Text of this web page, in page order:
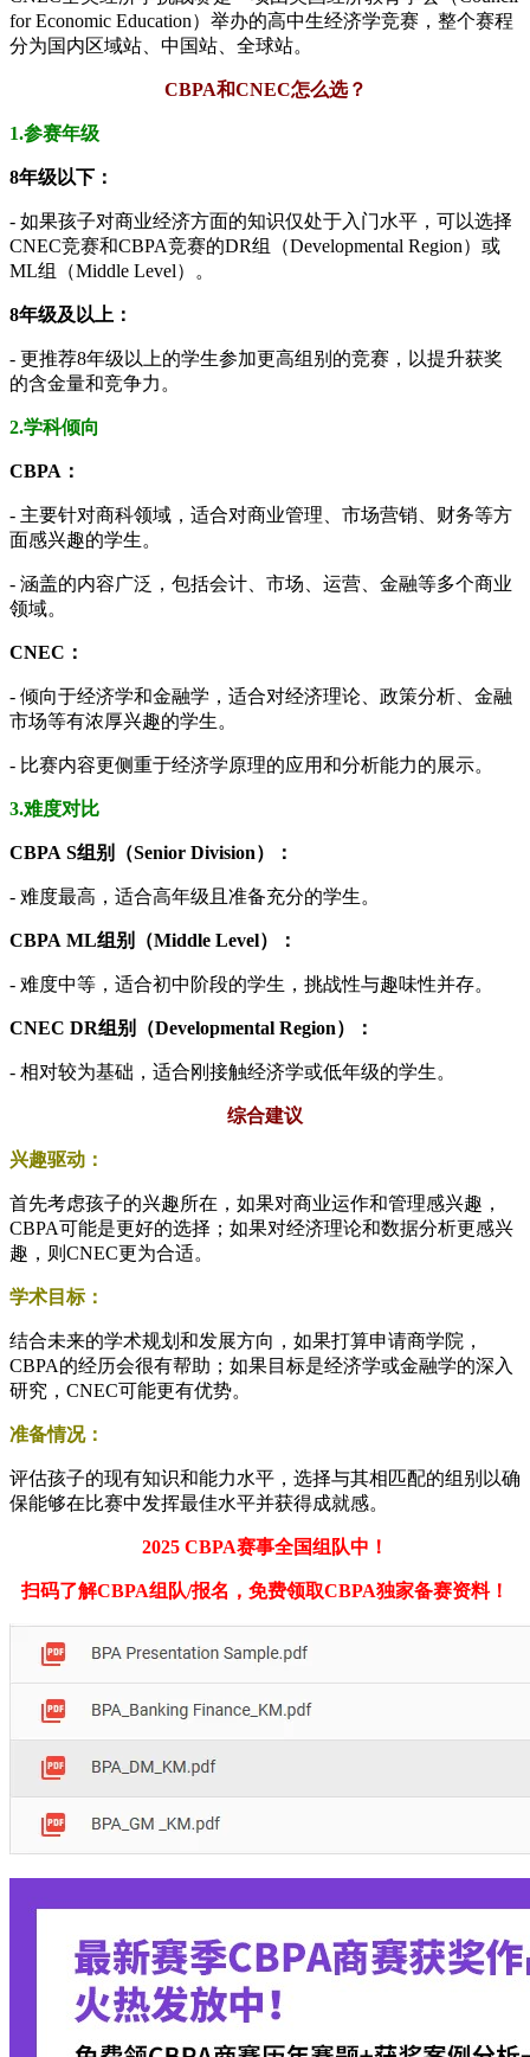
for Economic Education）举办的高中生经济学竞赛，整个赛程
分为国内区域站、中国站、全球站。
CBPA和CNEC怎么选？
1.参赛年级
8年级以下：
- 如果孩子对商业经济方面的知识仅处于入门水平，可以选择
CNEC竞赛和CBPA竞赛的DR组（Developmental Region）或
ML组（Middle Level）。
8年级及以上：
- 更推荐8年级以上的学生参加更高组别的竞赛，以提升获奖
的含金量和竞争力。
2.学科倾向
CBPA：
- 主要针对商科领域，适合对商业管理、市场营销、财务等方
面感兴趣的学生。
- 涵盖的内容广泛，包括会计、市场、运营、金融等多个商业
领域。
CNEC：
- 倾向于经济学和金融学，适合对经济理论、政策分析、金融
市场等有浓厚兴趣的学生。
- 比赛内容更侧重于经济学原理的应用和分析能力的展示。
3.难度对比
CBPA S组别（Senior Division）：
- 难度最高，适合高年级且准备充分的学生。
CBPA ML组别（Middle Level）：
- 难度中等，适合初中阶段的学生，挑战性与趣味性并存。
CNEC DR组别（Developmental Region）：
- 相对较为基础，适合刚接触经济学或低年级的学生。
综合建议
兴趣驱动：
首先考虑孩子的兴趣所在，如果对商业运作和管理感兴趣，
CBPA可能是更好的选择；如果对经济理论和数据分析更感兴
趣，则CNEC更为合适。
学术目标：
结合未来的学术规划和发展方向，如果打算申请商学院，
CBPA的经历会很有帮助；如果目标是经济学或金融学的深入
研究，CNEC可能更有优势。
准备情况：
评估孩子的现有知识和能力水平，选择与其相匹配的组别以确
保能够在比赛中发挥最佳水平并获得成就感。
2025 CBPA赛事全国组队中！
扫码了解CBPA组队/报名，免费领取CBPA独家备赛资料！